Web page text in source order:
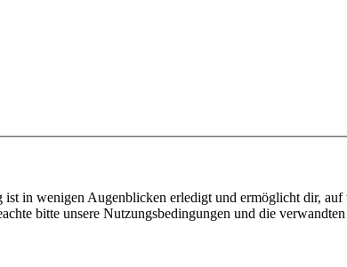
in wenigen Augenblicken erledigt und ermöglicht dir,
bitte unsere Nutzungsbedingungen und die